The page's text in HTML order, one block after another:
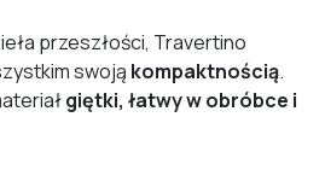
przeszłości, Travertino
swoją kompaktnością.
giętki, łatwy w obróbce i